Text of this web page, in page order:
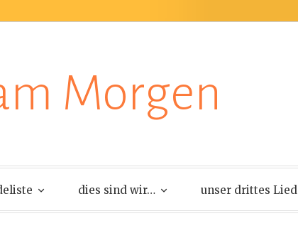
Morgen
dies sind wir… unser drittes Lied